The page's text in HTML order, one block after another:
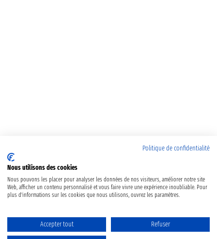
Politique de confidentialité
Nous utilisons des cookies
Nous pouvons les placer pour analyser les données de nos visiteurs, améliorer notre site
Web, afficher un contenu personnalisé et vous faire vivre une expérience inoubliable. Pour
plus d'informations sur les cookies que nous utilisons, ouvrez les paramètres.
Accepter tout Refuser